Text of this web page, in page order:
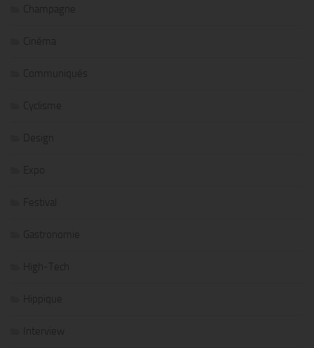
Champagne
Cinéma
Communiqués
Cyclisme
Design
Expo
Festival
Gastronomie
High-Tech
Hippique
Interview